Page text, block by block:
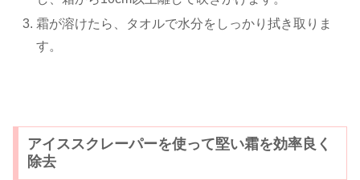
霜が溶けたら、タオルで水分をしっかり拭き取りま
す。
アイススクレーパーを使って堅い霜を効率良く
除去